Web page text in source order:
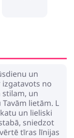
un
no
un
lietām. L
un lieliski
sniedzot
tīras līnijas